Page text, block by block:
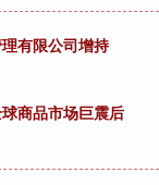
有限公司增持
商品市场巨震后